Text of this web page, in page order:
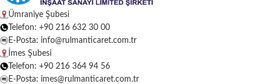
OEM uyumluluğu ile öne çıkar.
Ümraniye Şube: +90 (216) 632
30 00, İmes Şube: +90 (216) 364
Ümraniye Şubesi
Telefon: +90 216 632 30 00
E-Posta: info@rulmanticaret.com.tr
İmes Şubesi
Telefon: +90 216 364 94 56
E-Posta: imes@rulmanticaret.com.tr